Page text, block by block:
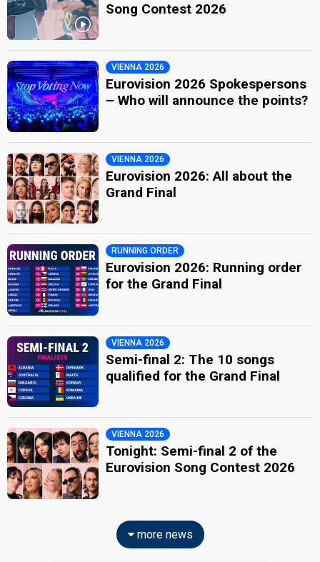
Song Contest 2026
VIENNA 2026
Eurovision 2026 Spokespersons
– Who will announce the points?
VIENNA 2026
Eurovision 2026: All about the
Grand Final
RUNNING ORDER
Eurovision 2026: Running order
for the Grand Final
VIENNA 2026
Semi-final 2: The 10 songs
qualified for the Grand Final
VIENNA 2026
Tonight: Semi-final 2 of the
Eurovision Song Contest 2026
more news